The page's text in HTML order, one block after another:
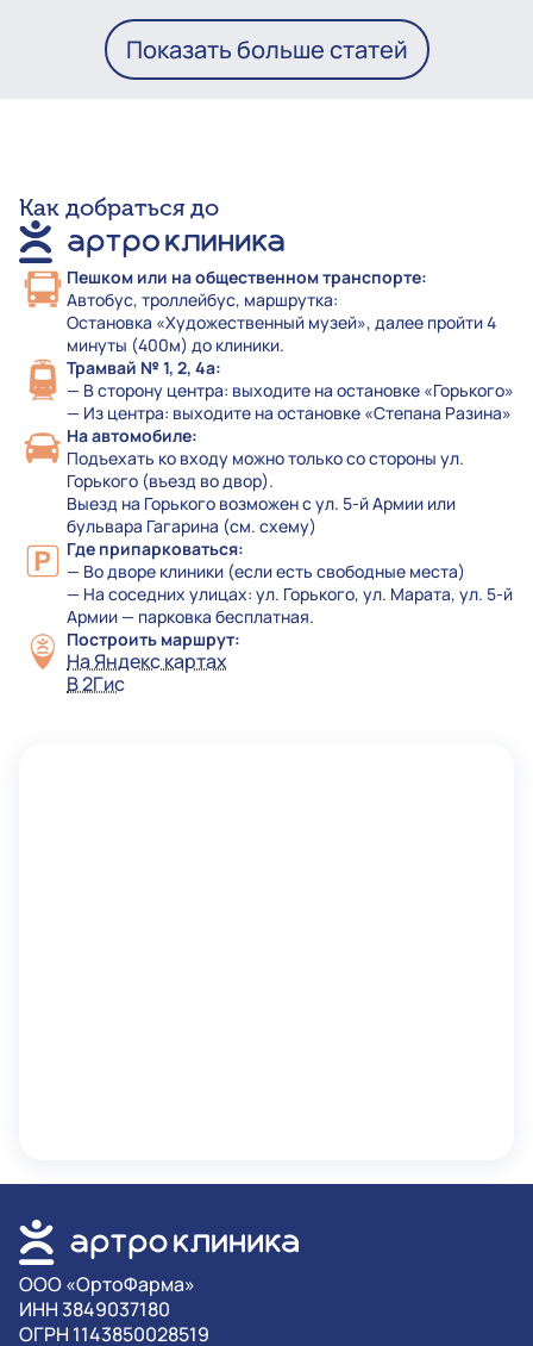
Показать больше статей
Как добраться до
Пешком или на общественном транспорте:
Автобус, троллейбус, маршрутка:
Остановка «Художественный музей», далее пройти 4
минуты (400м) до клиники.
Трамвай № 1, 2, 4а:
— В сторону центра: выходите на остановке «Горького»
— Из центра: выходите на остановке «Степана Разина»
На автомобиле:
Подъехать ко входу можно только со стороны ул.
Горького (въезд во двор).
Выезд на Горького возможен с ул. 5-й Армии или
бульвара Гагарина (см. схему)
Где припарковаться:
— Во дворе клиники (если есть свободные места)
— На соседних улицах: ул. Горького, ул. Марата, ул. 5-й
Армии — парковка бесплатная.
Построить маршрут:
На Яндекс картах
В 2Гис
OOO «ОртоФарма»
ИНН 3849037180
ОГРН 1143850028519